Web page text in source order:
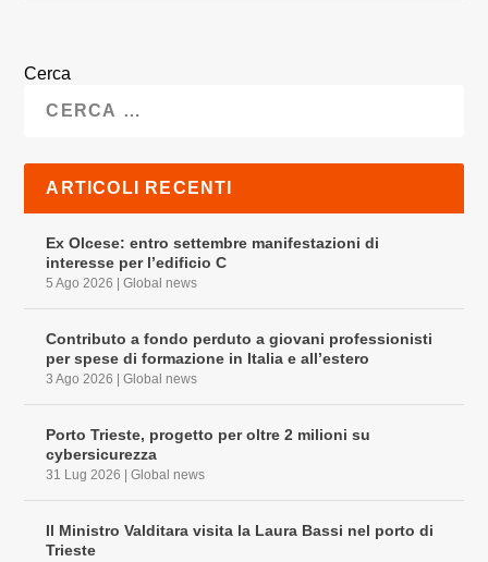
Cerca
ARTICOLI RECENTI
Ex Olcese: entro settembre manifestazioni di
interesse per l’edificio C
5 Ago 2026 |Global news
Contributo a fondo perduto a giovani professionisti
per spese di formazione in Italia e all’estero
3 Ago 2026 |Global news
Porto Trieste, progetto per oltre 2 milioni su
cybersicurezza
31 Lug 2026 |Global news
Il Ministro Valditara visita la Laura Bassi nel porto di
Trieste